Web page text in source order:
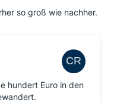
so groß wie nachher.
hundert Euro in den